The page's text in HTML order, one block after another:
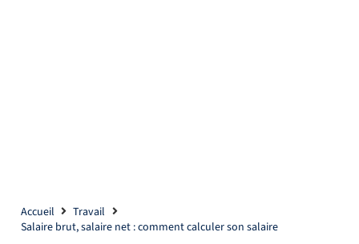
Accueil
Travail
Salaire brut, salaire net : comment calculer son salaire